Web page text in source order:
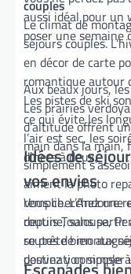
aussi idéal pour un
poser une semaine
couples
Le climat de
séjours couples.
en décor de carte
romantique autour
Les pistes de ski
ce qui évite les
l’air est sec, les
dîners à deux.
Aux beaux jours,
Les prairies
d’altitude offrent
main dans la main,
simplement
aiment la photo
remplie. L’Andorre
depuis Toulouse,
routes de
destination simple
Idées de
vos envies
Vous cherchez une
routine, sans partir
se prête bien aux
pouvez y